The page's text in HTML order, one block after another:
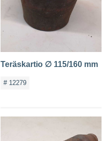
Teräskartio ∅ 115/160 mm
# 12279